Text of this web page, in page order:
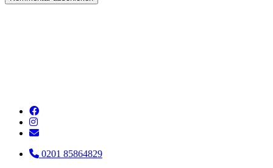
0201 85864829